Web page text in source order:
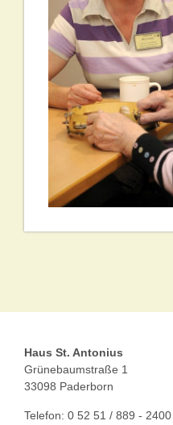
Haus St. Antonius
Grünebaumstraße 1
33098 Paderborn
Telefon: 0 52 51 / 889 - 2400